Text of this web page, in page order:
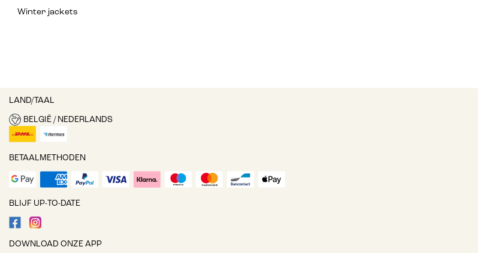
Winter jackets
LAND/TAAL
BELGIË / NEDERLANDS
BETAALMETHODEN
BLIJF UP-TO-DATE
DOWNLOAD ONZE APP